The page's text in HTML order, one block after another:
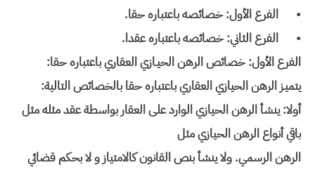
•
الفرع الأول: خصائصه باعتباره حقا.
•
الفرع الثاني: خصائصه باعتباره عقدا.
الفرع الأول: خصائص الرهن الحيـازي العقاري باعتباره حقا:
يتميـز الرهن الحيازي العقاري باعتباره حقا بالخصائص التالية:
أولا: ينشأ الرهن الحيازي الوارد على العقار بواسطة عقد مثله مثل
باقي أنواع الرهن الحيازي مثل
الرهن الرسمي. ولا ينشأ بنص القانون كالامتياز و لا بحكم قضائي